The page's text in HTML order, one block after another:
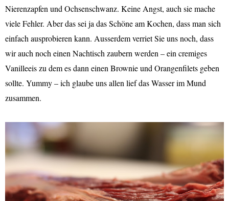
Nierenzapfen und Ochsenschwanz. Keine Angst, auch sie mache
viele Fehler. Aber das sei ja das Schöne am Kochen, dass man sich
einfach ausprobieren kann. Ausserdem verriet Sie uns noch, dass
wir auch noch einen Nachtisch zaubern werden – ein cremiges
Vanilleeis zu dem es dann einen Brownie und Orangenfilets geben
sollte. Yummy – ich glaube uns allen lief das Wasser im Mund
zusammen.